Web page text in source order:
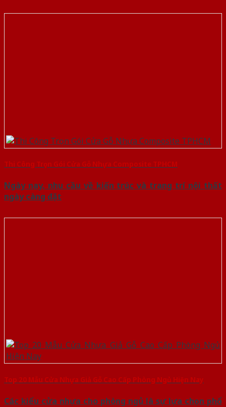
Thi Công Trọn Gói Cửa Gỗ Nhựa Composite TPHCM
Ngày nay, nhu cầu về kiến trúc và trang trí nội thất
ngày càng đặt
Top 20 Mẫu Cửa Nhựa Giả Gỗ Cao Cấp Phòng Ngủ Hiện Nay
Các kiểu cửa nhựa cho phòng ngủ là sự lựa chọn phổ